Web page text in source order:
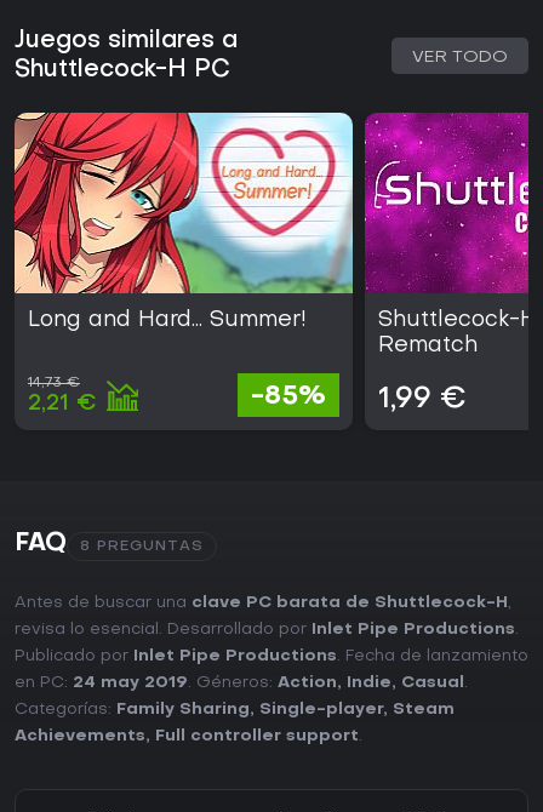
Si te apasiona dominar patrones difíciles y no te molestan
los temas explícitos, este juego brinda un valor sólido con
sus niveles exigentes y desbloqueables. Sin embargo,
podrían buscar alternativas, ya que su atractivo depende
de la tolerancia a la alta dificultad y sus incentivos
específicos.
Juegos similares a
Shuttlecock-H PC
VER TODO
Long and Hard... Summer!
14,73 €
2,21 € -85%
Shuttlecock-
Rematch
1,99 €
FAQ 8 PREGUNTAS
Antes de buscar una clave PC barata de Shuttlecock-H ,
revisa lo esencial. Desarrollado por
Inlet Pipe Productions.
Publicado por
Inlet Pipe Productions. Fecha de lanzamiento
en PC: 24 may 2019. Géneros: Action, Indie, Casual .
Categorías:
Family Sharing, Single-player, Steam
Achievements, Full controller support.